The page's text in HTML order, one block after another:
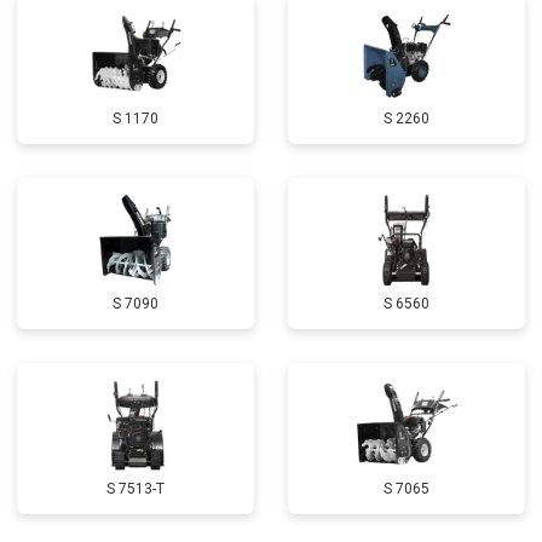
Замена маховика от 3050 ₽ Заказать
Замена шины на колесном диске от 2000 ₽
Ремонт электропроводки от 3150 ₽ Заказать
Полное ТО от 4900 ₽
Ремонт привода от 3250 ₽
Замена свечей зажигания от 1820 ₽ Заказать
Демонтаж-монтаж двигателя от 6400 ₽
Ремонт сцепления от 3800 ₽ Заказать
S 1170 S 2260
S 7090 S 6560
S 7513-T S 7065